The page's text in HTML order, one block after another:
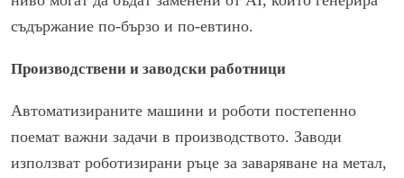
съдържание по-бързо и по-евтино.
Производствени и заводски работници
Автоматизираните машини и роботи постепенно
поемат важни задачи в производството. Заводи
използват роботизирани ръце за заваряване на метал,